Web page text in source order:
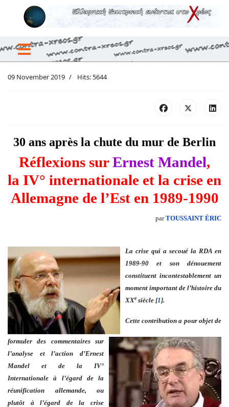
09 November 2019 Hits: 5644
30 ans après la chute du mur de Berlin
Réflexions surErnest Mandel,
la IV° internationale et la crise en
Allemagne de l’Est en 1989-1990
parTOUSSAINT ÉRIC
La crise qui a secoué la RDA en
1989-90 et son dénouement
constituent incontestablement un
moment important de l’histoire du
XXesiècle [1 ].
Cette contribution a pour objet de
formuler des commentaires sur
l’analyse et l’action d’Ernest
Mandel et de la IV°
Internationale à l’égard de la
réunification allemande, ou
plutôt à l’égard de la crise